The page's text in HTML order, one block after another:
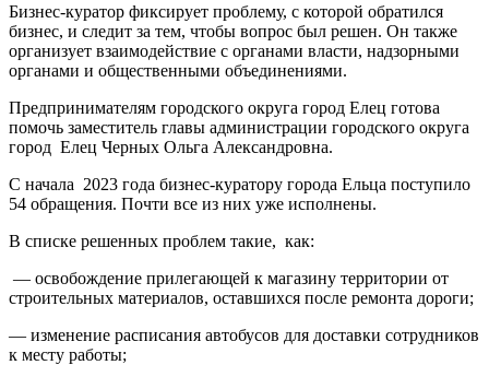
Бизнес-куратор фиксирует проблему, с которой обратился
бизнес, и следит за тем, чтобы вопрос был решен. Он также
организует взаимодействие с органами власти, надзорными
органами и общественными объединениями.
Предпринимателям городского округа город Елец готова
помочь заместитель главы администрации городского округа
город Елец Черных Ольга Александровна.
С начала 2023 года бизнес-куратору города Ельца поступило
54 обращения. Почти все из них уже исполнены.
В списке решенных проблем такие, как:
— освобождение прилегающей к магазину территории от
строительных материалов, оставшихся после ремонта дороги;
— изменение расписания автобусов для доставки сотрудников
к месту работы;